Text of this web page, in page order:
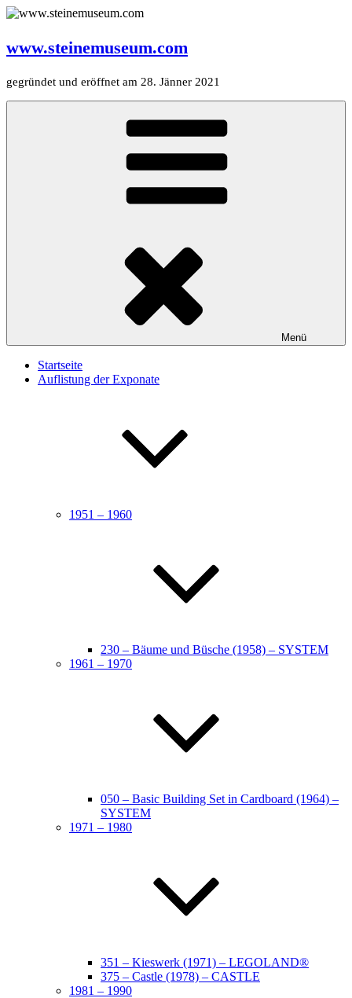
Zum
www.steinemuseum.com
gegründet und eröffnet am 28. Jänner 2021
Menü
Startseite
Auflistung der Exponate
1951 – 1960
230 – Bäume und Büsche (1958) – SYSTEM
1961 – 1970
050 – Basic Building Set in Cardboard (1964) –
SYSTEM
1971 – 1980
351 – Kieswerk (1971) – LEGOLAND®
375 – Castle (1978) – CASTLE
1981 – 1990